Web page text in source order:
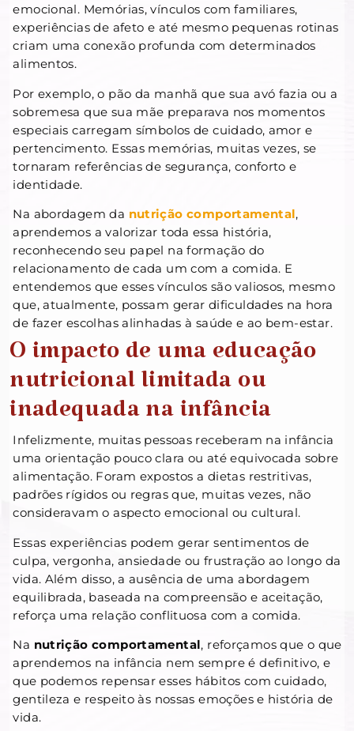
emocional. Memórias, vínculos com familiares,
experiências de afeto e até mesmo pequenas rotinas
criam uma conexão profunda com determinados
alimentos.
Por exemplo, o pão da manhã que sua avó fazia ou a
sobremesa que sua mãe preparava nos momentos
especiais carregam símbolos de cuidado, amor e
pertencimento. Essas memórias, muitas vezes, se
tornaram referências de segurança, conforto e
identidade.
Na abordagem da nutrição comportamental,
aprendemos a valorizar toda essa história,
reconhecendo seu papel na formação do
relacionamento de cada um com a comida. E
entendemos que esses vínculos são valiosos, mesmo
que, atualmente, possam gerar dificuldades na hora
de fazer escolhas alinhadas à saúde e ao bem-estar.
O impacto de uma educação
nutricional limitada ou
inadequada na infância
Infelizmente, muitas pessoas receberam na infância
uma orientação pouco clara ou até equivocada sobre
alimentação. Foram expostos a dietas restritivas,
padrões rígidos ou regras que, muitas vezes, não
consideravam o aspecto emocional ou cultural.
Essas experiências podem gerar sentimentos de
culpa, vergonha, ansiedade ou frustração ao longo da
vida. Além disso, a ausência de uma abordagem
equilibrada, baseada na compreensão e aceitação,
reforça uma relação conflituosa com a comida.
Na nutrição comportamental, reforçamos que o que
aprendemos na infância nem sempre é definitivo, e
que podemos repensar esses hábitos com cuidado,
gentileza e respeito às nossas emoções e história de
vida.